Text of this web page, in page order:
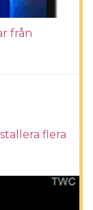
från
flera